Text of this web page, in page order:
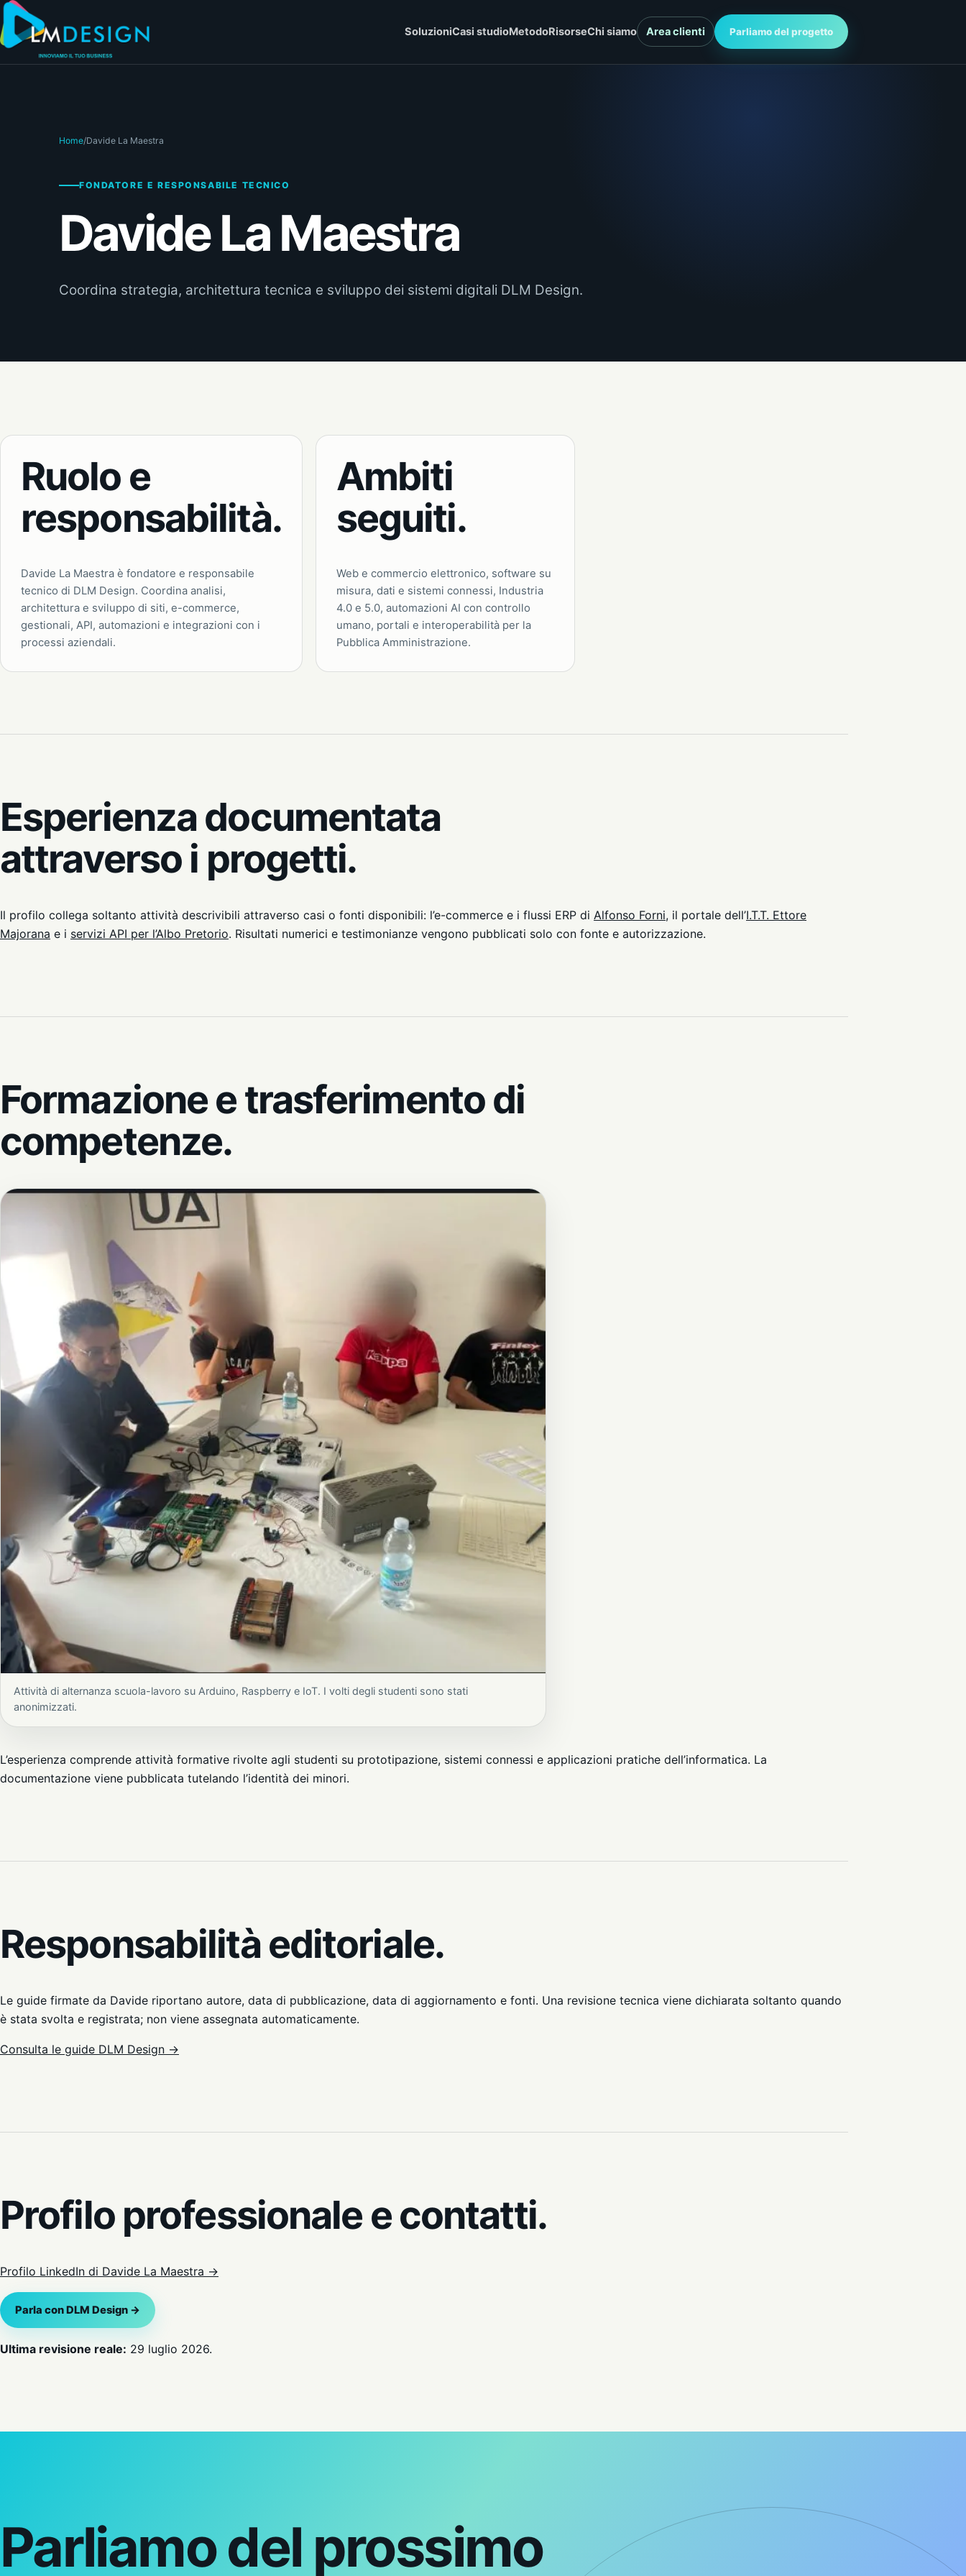
Vai al contenuto
SoluzioniCasi studioMetodoRisorseChi siamo Area clienti Parliamo del progetto
Home/Davide La Maestra
FONDATORE E RESPONSABILE TECNICO
Davide La Maestra
Coordina strategia, architettura tecnica e sviluppo dei sistemi digitali DLM Design.
Ruolo e
responsabilità.
Davide La Maestra è fondatore e responsabile
tecnico di DLM Design. Coordina analisi,
architettura e sviluppo di siti, e-commerce,
gestionali, API, automazioni e integrazioni con i
processi aziendali.
Ambiti
seguiti.
Web e commercio elettronico, software su
misura, dati e sistemi connessi, Industria
4.0 e 5.0, automazioni AI con controllo
umano, portali e interoperabilità per la
Pubblica Amministrazione.
Esperienza documentata
attraverso i progetti.
Il profilo collega soltanto attività descrivibili attraverso casi o fonti disponibili: l’e-commerce e i flussi ERP di Alfonso Forni, il portale dell’I.T.T. Ettore
Majorana e i servizi API per l’Albo Pretorio. Risultati numerici e testimonianze vengono pubblicati solo con fonte e autorizzazione.
Formazione e trasferimento di
competenze.
Attività di alternanza scuola-lavoro su Arduino, Raspberry e IoT. I volti degli studenti sono stati
anonimizzati.
L’esperienza comprende attività formative rivolte agli studenti su prototipazione, sistemi connessi e applicazioni pratiche dell’informatica. La
documentazione viene pubblicata tutelando l’identità dei minori.
Responsabilità editoriale.
Le guide firmate da Davide riportano autore, data di pubblicazione, data di aggiornamento e fonti. Una revisione tecnica viene dichiarata soltanto quando
è stata svolta e registrata; non viene assegnata automaticamente.
Consulta le guide DLM Design →
Profilo professionale e contatti.
Profilo LinkedIn di Davide La Maestra →
Parla con DLM Design →
Ultima revisione reale: 29 luglio 2026.
Parliamo del prossimo